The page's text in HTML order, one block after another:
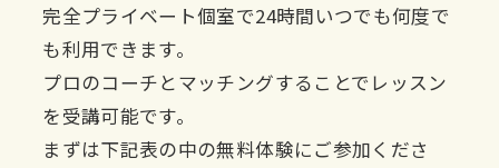
完全プライベート個室で24時間いつでも何度で
も利用できます。
プロのコーチとマッチングすることでレッスン
を受講可能です。
まずは下記表の中の無料体験にご参加くださ